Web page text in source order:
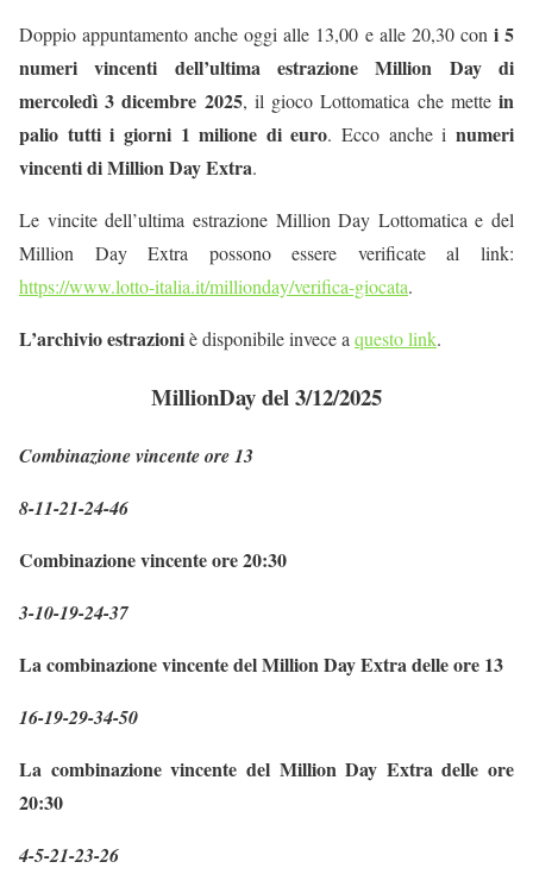
Doppio appuntamento anche oggi alle 13,00 e alle 20,30 con i 5
numeri vincenti dell’ultima estrazione Million Day di
mercoledì 3 dicembre 2025, il gioco Lottomatica che mettein
palio tutti i giorni 1 milione di euro. Ecco anche inumeri
vincenti di Million Day Extra.
Le vincite dell’ultima estrazione Million Day Lottomatica e del
Million Day Extra possono essere verificate al link:
https://www.lotto-italia.it/millionday/verifica-giocata.
L’archivio estrazioniè disponibile invece aquesto link.
MillionDay del 3/12/2025
Combinazione vincente ore 13
8-11-21-24-46
Combinazione vincente ore 20:30
3-10-19-24-37
La combinazione vincente del Million Day Extra delle ore 13
16-19-29-34-50
La combinazione vincente del Million Day Extra delle ore
20:30
4-5-21-23-26